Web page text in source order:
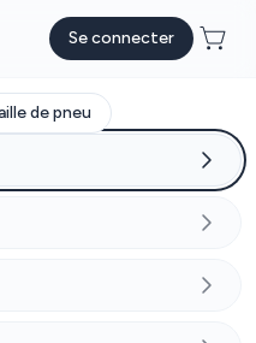
Se connecter
de pneu